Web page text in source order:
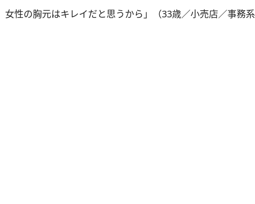
女性の胸元はキレイだと思うから」（33歳／小売店／事務系